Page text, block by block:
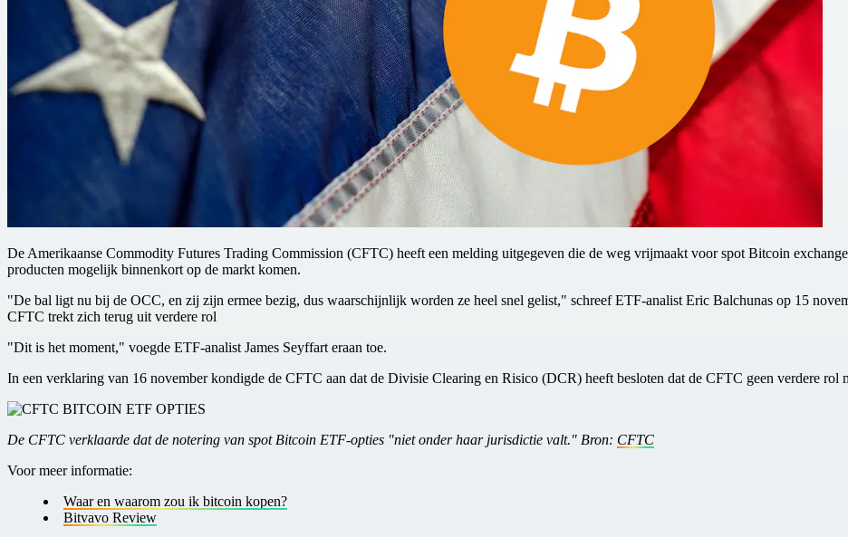
De Amerikaanse Commodity Futures Trading Commission (CFTC) heeft een melding uitgegeven die de weg vrijmaakt voor spot Bitcoin
producten mogelijk binnenkort op de markt komen.
"De bal ligt nu bij de OCC, en zij zijn ermee bezig, dus waarschijnlijk worden ze heel snel gelist," schreef ETF-analist Eric Balchunas op 15
CFTC trekt zich terug uit verdere rol
"Dit is het moment," voegde ETF-analist James Seyffart eraan toe.
In een verklaring van 16 november kondigde de CFTC aan dat de Divisie Clearing en Risico (DCR) heeft besloten dat de CFTC geen verdere rol
De CFTC verklaarde dat de notering van spot Bitcoin ETF-opties "niet onder haar jurisdictie valt." Bron: CFTC
V oor meer informatie:
W aar en w aarom zou ik bitcoin kopen?
Bitvavo Review